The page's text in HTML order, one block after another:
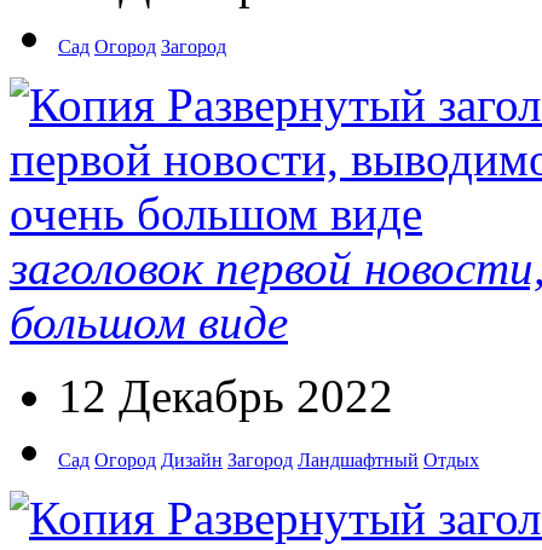
Сад Огород Загород
заголовок первой
большом виде
12 Декабрь 2022
Сад Огород Дизайн Загород Ландшафтный Отдых